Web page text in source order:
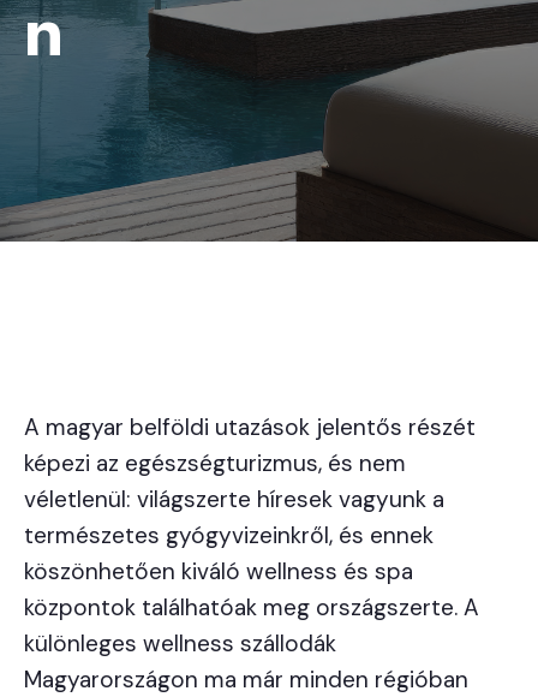
n
A magyar belföldi utazások jelentős részét
képezi az egészségturizmus, és nem
véletlenül: világszerte híresek vagyunk a
természetes gyógyvizeinkről, és ennek
köszönhetően kiváló wellness és spa
központok találhatóak meg országszerte. A
különleges wellness szállodák
Magyarországon ma már minden régióban